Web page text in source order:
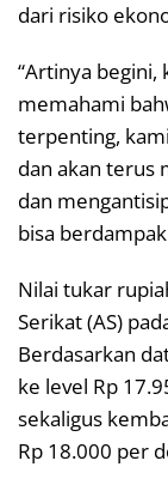
dari risiko
“Artinya begini,
memahami
terpenting,
dan akan terus
dan
bisa
Nilai tukar
Serikat (AS)
Berdasarkan
ke level Rp
sekaligus
Rp 18.000 per